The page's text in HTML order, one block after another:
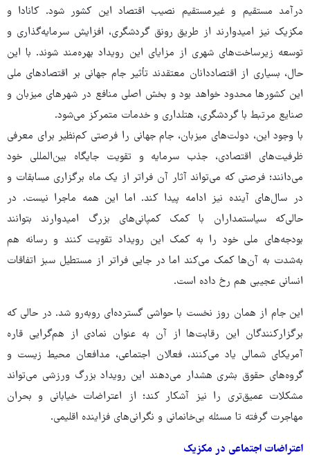
درآمد مستقیم و غیرمستقیم نصیب اقتصاد این کشور شود. کانادا و
مکزیک نیز امیدوارند از طریق رونق گردشگری، افزایش سرمایه‌گذاری و
توسعه زیرساخت‌های شهری از مزایای این رویداد بهره‌مند شوند. با این
حال، بسیاری از اقتصاددانان معتقدند تأثیر جام جهانی بر اقتصادهای ملی
این کشورها محدود خواهد بود و بخش اصلی منافع در شهرهای میزبان و
صنایع مرتبط با گردشگری، هتلداری و خدمات متمرکز می‌شود.
با وجود این، دولت‌های میزبان، جام جهانی را فرصتی کم‌نظیر برای معرفی
ظرفیت‌های اقتصادی، جذب سرمایه و تقویت جایگاه بین‌المللی خود
می‌دانند؛ فرصتی که می‌تواند آثار آن فراتر از یک ماه برگزاری مسابقات و
در سال‌های آینده نیز ادامه پیدا کند. اما این همه ماجرا نیست. در
حالی‌که سیاستمداران با کمک کمپانی‌های بزرگ امیدوارند بتوانند
بودجه‌های ملی خود را به کمک این رویداد تقویت کنند و رسانه هم
به‌شدت به آن‌ها کمک می‌کند اما در جایی فراتر از مستطیل سبز اتفاقات
انسانی عجیبی هم رخ داده است.
این جام از همان روز نخست با حواشی گسترده‌ای روبه‌رو شد. در حالی که
برگزارکنندگان این رقابت‌ها از آن به عنوان نمادی از هم‌گرایی قاره
آمریکای شمالی یاد می‌کنند، فعالان اجتماعی، مدافعان محیط زیست و
گروه‌های حقوق بشری هشدار می‌دهند این رویداد بزرگ ورزشی می‌تواند
مشکلات عمیق‌تری را نیز آشکار کند؛ از اعتراضات خیابانی و بحران
مهاجرت گرفته تا مسئله بی‌خانمانی و نگرانی‌های فزاینده اقلیمی.
اعتراضات اجتماعی در مکزیک